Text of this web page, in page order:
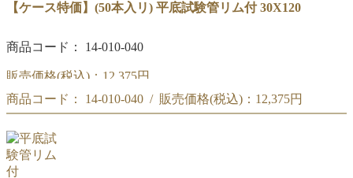
【ケース特価】(50本入リ) 平底試験管リム付 30X120
商品コード： 14-010-040
販売価格(税込)： 12,375円
【ケース特価】(50本入リ) 平底試験管リム付 30X120
商品コード： 14-010-040 / 販売価格(税込)： 12,375円
【ケース特価】(50本入リ) 平底試験管リム付 30X120